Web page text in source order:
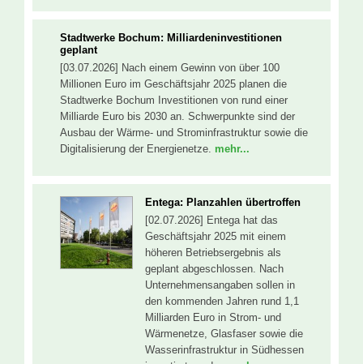
Stadtwerke Bochum: Milliardeninvestitionen
geplant
[03.07.2026] Nach einem Gewinn von über 100
Millionen Euro im Geschäftsjahr 2025 planen die
Stadtwerke Bochum Investitionen von rund einer
Milliarde Euro bis 2030 an. Schwerpunkte sind der
Ausbau der Wärme- und Strominfrastruktur sowie die
Digitalisierung der Energienetze. mehr...
Entega: Planzahlen übertroffen
[02.07.2026] Entega hat das
Geschäftsjahr 2025 mit einem
höheren Betriebsergebnis als
geplant abgeschlossen. Nach
Unternehmensangaben sollen in
den kommenden Jahren rund 1,1
Milliarden Euro in Strom- und
Wärmenetze, Glasfaser sowie die
Wasserinfrastruktur in Südhessen